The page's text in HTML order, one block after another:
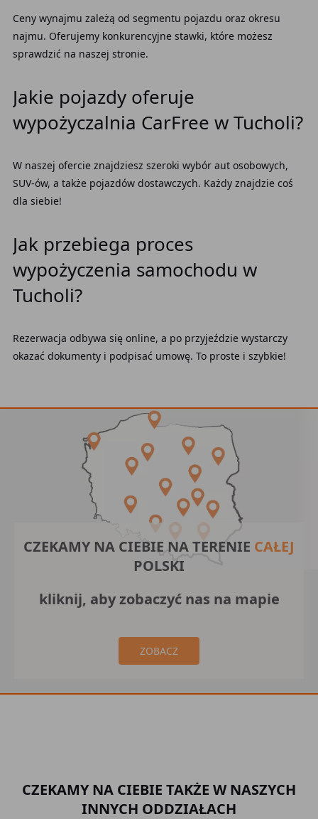
Ceny wynajmu zależą od segmentu pojazdu oraz okresu
najmu. Oferujemy konkurencyjne stawki, które możesz
sprawdzić na naszej stronie.
Jakie pojazdy oferuje
wypożyczalnia CarFree w Tucholi?
W naszej ofercie znajdziesz szeroki wybór aut osobowych,
SUV-ów, a także pojazdów dostawczych. Każdy znajdzie coś
dla siebie!
Jak przebiega proces
wypożyczenia samochodu w
Tucholi?
Rezerwacja odbywa się online, a po przyjeździe wystarczy
okazać dokumenty i podpisać umowę. To proste i szybkie!
CZEKAMY NA CIEBIE NA TERENIE CAŁEJ
POLSKI
kliknij, aby zobaczyć nas na mapie
ZOBACZ
CZEKAMY NA CIEBIE TAKŻE W NASZYCH
INNYCH ODDZIAŁACH